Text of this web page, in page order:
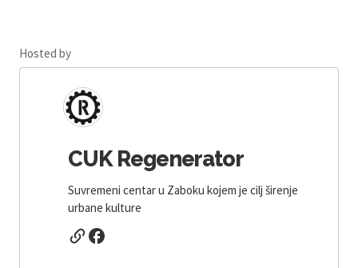
Hosted by
CUK Regenerator
Suvremeni centar u Zaboku kojem je cilj širenje
urbane kulture